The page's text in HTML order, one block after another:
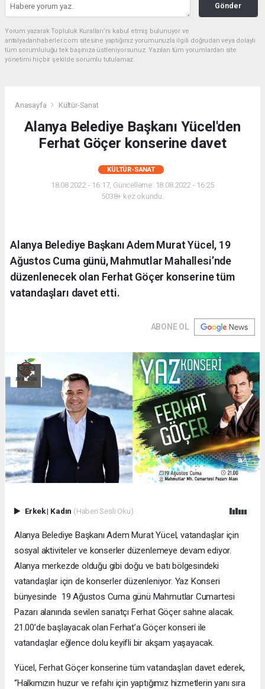
Gönder
Yorum yazarak Topluluk Kuralları’nı kabul etmiş bulunuyor ve
antalyadanhaberler.com sitesine yaptığınız yorumunuzla ilgili doğrudan veya dolaylı
tüm sorumluluğu tek başınıza üstleniyorsunuz. Yazılan tüm yorumlardan site
yönetimi hiçbir şekilde sorumlu tutulamaz.
Anasayfa Kültür-Sanat
Alanya Belediye Başkanı Yücel'den
Ferhat Göçer konserine davet
KÜLTÜR-SANAT
18.08.2022 - 16:17, Güncelleme: 18.08.2022 - 16:25
5038+ kez okundu.
Alanya Belediye Başkanı Adem Murat Yücel, 19
Ağustos Cuma günü, Mahmutlar Mahallesi’nde
düzenlenecek olan Ferhat Göçer konserine tüm
vatandaşları davet etti.
ABONE OL
Erkek| Kadın (Haberi Sesli Oku)
Alanya Belediye Başkanı Adem Murat Yücel, vatandaşlar için
sosyal aktiviteler ve konserler düzenlemeye devam ediyor.
Alanya merkezde olduğu gibi doğu ve batı bölgesindeki
vatandaşlar için de konserler düzenleniyor. Yaz Konseri
bünyesinde 19 Ağustos Cuma günü Mahmutlar Cumartesi
Pazarı alanında sevilen sanatçı Ferhat Göçer sahne alacak.
21.00’de başlayacak olan Ferhat’a Göçer konseri ile
vatandaşlar eğlence dolu keyifli bir akşam yaşayacak.
Yücel, Ferhat Göçer konserine tüm vatandaşları davet ederek,
“Halkımızın huzur ve refahı için yaptığımız hizmetlerin yanı sıra